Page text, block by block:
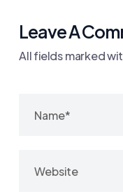
Leave A
All fields marked